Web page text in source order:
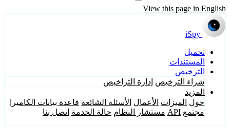
View this page in English
iSpy
تحميل
المستندات
الترخيص
شراء الترخيص إدارة التراخيص
المزيد
حول الميزات الأعمال الأسئلة الشائعة قاعدة بيانات الكاميرا
مجتمع API مستشار النظام حالة الخدمة اتصل بنا